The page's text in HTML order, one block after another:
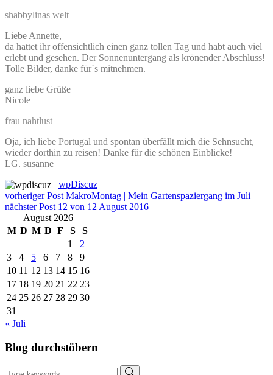
shabbylinas welt
Liebe Annette,
da hattet ihr offensichtlich einen ganz tollen Tag und habt auch viel
erlebt und gesehen. Der Sonnenuntergang als krönender Abschluss!
Tolle Bilder, danke für´s mitnehmen.
ganz liebe Grüße
Nicole
frau nahtlust
Oja, ich liebe Portugal und spontan überfällt mich die Sehnsucht,
wieder dorthin zu reisen! Danke für die schönen Einblicke!
LG. susanne
wpDiscuz
Beitragsnavigation
vorheriger Post MakroMontag | Mein Gartenspaziergang im Juli
nächster Post 12 von 12 August 2016
August 2026
M D M D F S
S
1
2
3
4 5 6 7 8
9
10 11 12 13 14 15 16
17 18 19 20 21 22 23
24 25 26 27 28 29 30
31
« Juli
Blog durchstöbern